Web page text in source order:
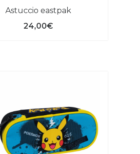
astuccio eastpak
24,00€